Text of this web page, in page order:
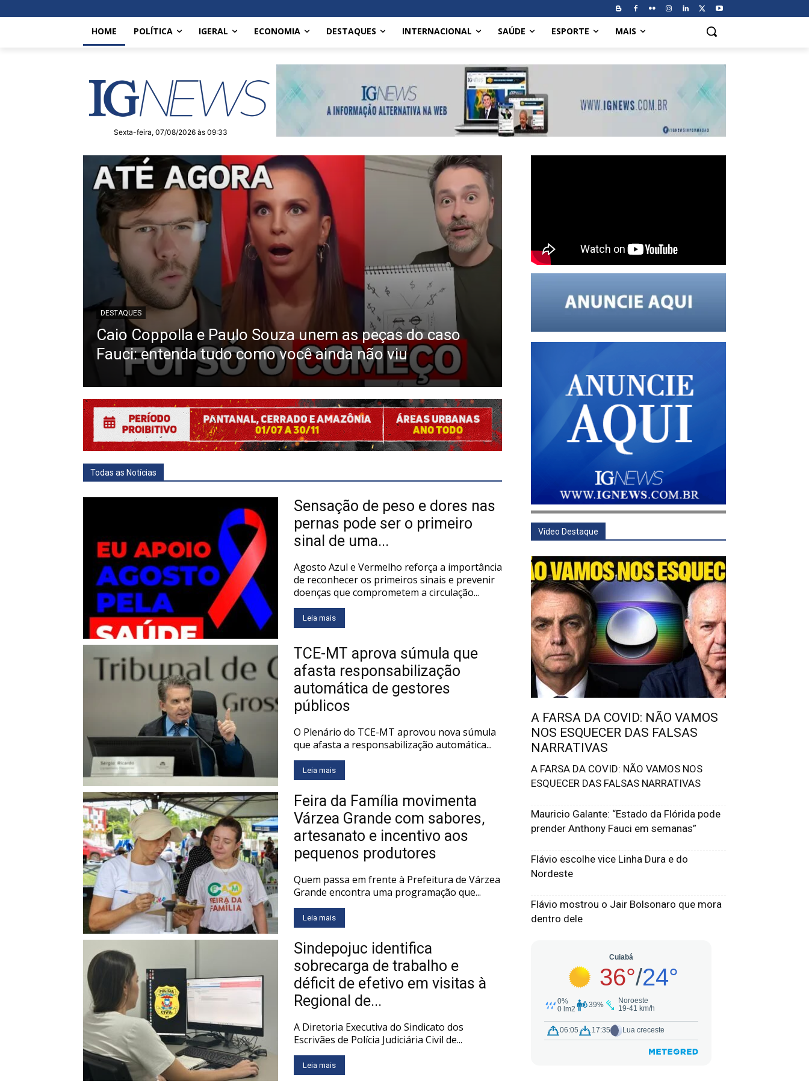
HOME POLÍTICA IGERAL ECONOMIA DESTAQUES INTERNACIONAL SAÚDE ESPORTE MAIS
Sexta-feira, 07/08/2026 às 09:33
DESTAQUES
Caio Coppolla e Paulo Souza unem as peças do caso
Fauci: entenda tudo como você ainda não viu
DESTAQUES
Todas as Notícias
Sensação de peso e dores nas
pernas pode ser o primeiro
sinal de uma...
Agosto Azul e Vermelho reforça a importância
de reconhecer os primeiros sinais e prevenir
doenças que comprometem a circulação...
Leia mais
TCE-MT aprova súmula que
afasta responsabilização
automática de gestores
públicos
O Plenário do TCE-MT aprovou nova súmula
que afasta a responsabilização automática...
Leia mais
Feira da Família movimenta
Várzea Grande com sabores,
artesanato e incentivo aos
pequenos produtores
Quem passa em frente à Prefeitura de Várzea
Grande encontra uma programação que...
Leia mais
Sindepojuc identifica
sobrecarga de trabalho e
déficit de efetivo em visitas à
Regional de...
A Diretoria Executiva do Sindicato dos
Escrivães de Polícia Judiciária Civil de...
Leia mais
Vídeo Destaque
A FARSA DA COVID: NÃO VAMOS
NOS ESQUECER DAS FALSAS
NARRATIVAS
A FARSA DA COVID: NÃO VAMOS NOS
ESQUECER DAS FALSAS NARRATIVAS
Mauricio Galante: “Estado da Flórida pode
prender Anthony Fauci em semanas”
Flávio escolhe vice Linha Dura e do
Nordeste
Flávio mostrou o Jair Bolsonaro que mora
dentro dele